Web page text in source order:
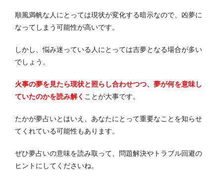
順風満帆な人にとっては現状が変化する暗示なので、凶夢に
なってしまう可能性が高いです。
しかし、悩み迷っている人にとっては吉夢となる場合が多い
でしょう。
火事の夢を見たら現状と照らし合わせつつ、夢が何を意味し
ていたのかを読み解く ことが大事です。
たかが夢占いとはいえ、あなたにとって重要なことを知らせ
てくれている可能性もあります。
ぜひ夢占いの意味を読み取って、問題解決やトラブル回避の
ヒントにしてくださいね。